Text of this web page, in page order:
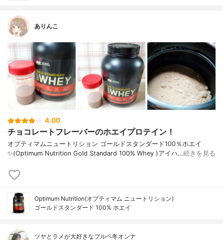
ありんこ
4.00
チョコレートフレーバーのホエイプロテイン！
オプティマムニュートリション ゴールドスタンダード100％ホエイ
✨(Optimum Nutrition Gold Standard 100% Whey )アイハ…続きを見る
Optimum Nutrition(オプティマム ニュートリション)
ゴールドスタンダード 100% ホエイ
ツヤとラメが大好きなブルベ冬オンナ